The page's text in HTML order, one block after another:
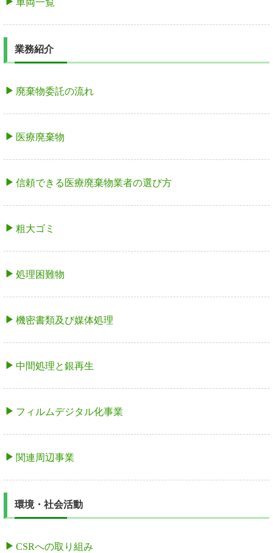
車両一覧
業務紹介
廃棄物委託の流れ
医療廃棄物
信頼できる医療廃棄物業者の選び方
粗大ゴミ
処理困難物
機密書類及び媒体処理
中間処理と銀再生
フィルムデジタル化事業
関連周辺事業
環境・社会活動
CSRへの取り組み